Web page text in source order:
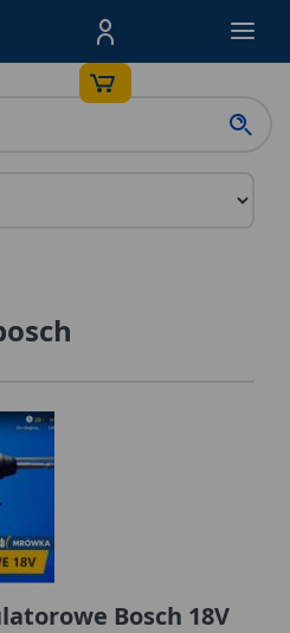
Menu Produktów,
Bosch 18V